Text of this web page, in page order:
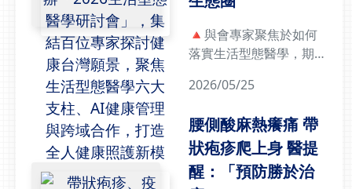
🔺與會專家聚焦於如何
落實生活型態醫學，期待
六大支柱」成為普及全民
台灣高齡幸福社會」響應
健康台灣政策 生活型態
醫學六大支柱成核心在高
齡化社會與醫療照護需求
2026/05/25
腰側酸麻熱癢痛 帶
狀疱疹爬上身 醫提
醒：「預防勝於治